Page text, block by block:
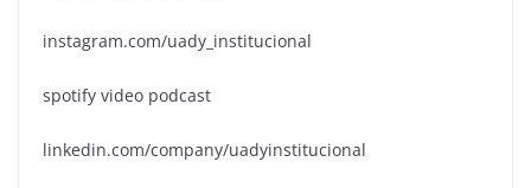
instagram.com/uady_institucional
spotify video podcast
linkedin.com/company/uadyinstitucional